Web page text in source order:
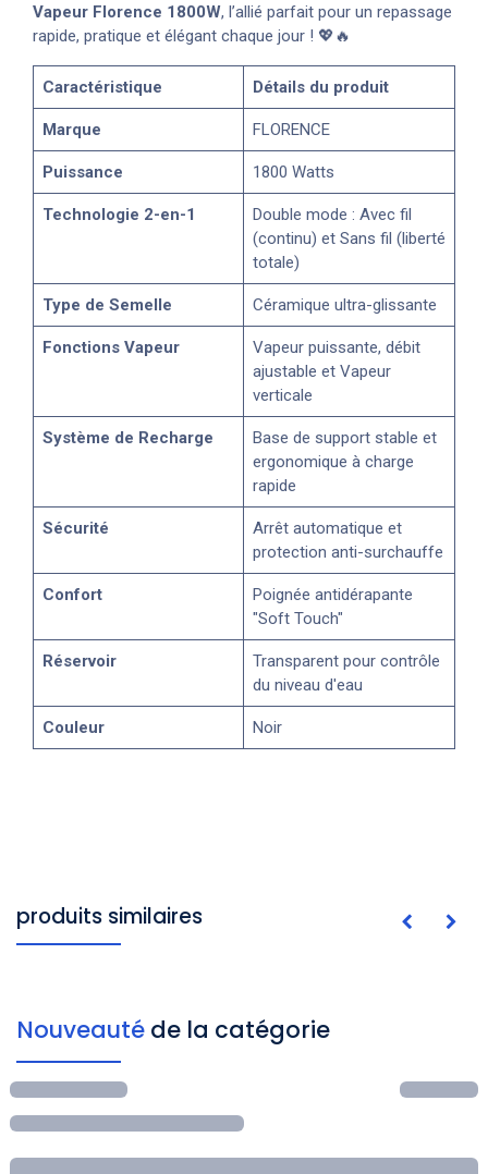
Vapeur Florence 1800W, l’allié parfait pour un repassage
rapide, pratique et élégant chaque jour ! 💖🔥
Caractéristique Détails du produit
Marque FLORENCE
Puissance 1800 Watts
Technologie 2-en-1
Double mode : Avec fil
(continu) et Sans fil (liberté
totale)
Type de Semelle Céramique ultra-glissante
Fonctions Vapeur
Vapeur puissante, débit
ajustable et Vapeur
verticale
Système de Recharge
Base de support stable et
ergonomique à charge
rapide
Sécurité
Arrêt automatique et
protection anti-surchauffe
Confort
Poignée antidérapante
"Soft Touch"
Réservoir
Transparent pour contrôle
du niveau d'eau
Couleur Noir
produits similaires
Nouveauté de la catégorie